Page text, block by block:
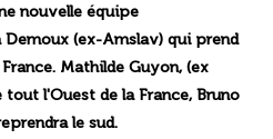
nouvelle équipe
Demoux (ex-Amslav) qui prend
Mathilde Guyon, (ex
tout l'Ouest de la France, Bruno
le sud.